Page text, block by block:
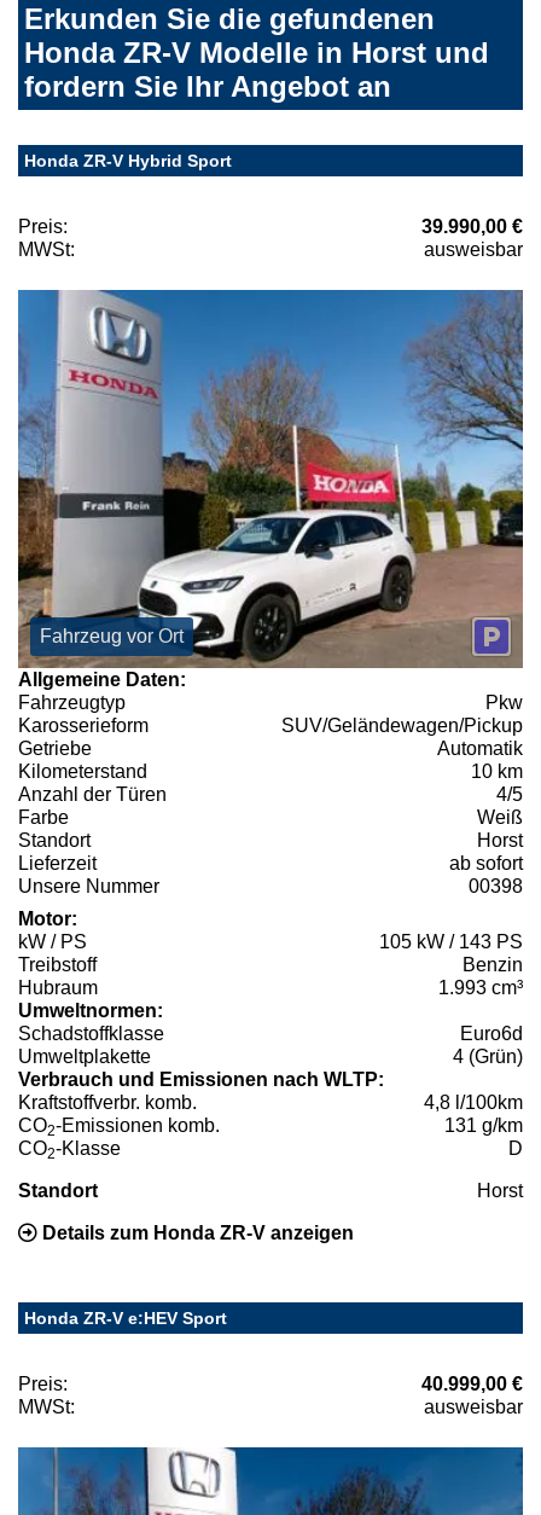
Erkunden Sie die gefundenen
Honda ZR-V Modelle in Horst und
fordern Sie Ihr Angebot an
Honda ZR-V Hybrid Sport
Preis:
39.990,00 €
MWSt:
ausweisbar
Fahrzeug vor Ort
Allgemeine Daten:
Fahrzeugtyp
Pkw
Karosserieform
SUV/Geländewagen/Pickup
Getriebe
Automatik
Kilometerstand
10 km
Anzahl der Türen
4/5
Farbe
Weiß
Standort
Horst
Lieferzeit
ab sofort
Unsere Nummer
00398
Motor:
kW / PS
105 kW / 143 PS
Treibstoff
Benzin
Hubraum
1.993 cm³
Umweltnormen:
Schadstoffklasse
Euro6d
Umweltplakette
4 (Grün)
Verbrauch und Emissionen nach WLTP:
Kraftstoffverbr. komb.
4,8 l/100km
CO2-Emissionen komb.
131 g/km
CO2-Klasse D
Standort Horst
Details zum Honda ZR-V anzeigen
Honda ZR-V e:HEV Sport
Preis:
40.999,00 €
MWSt:
ausweisbar